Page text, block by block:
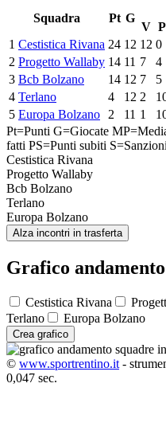
Squadra
Pt G
V P
1 Cestistica Rivana 24 12 12 0
2 Progetto Wallaby 14 11 7 4
3 Bcb Bolzano 14 12 7 5
4 Terlano 4 12 2
5 Europa Bolzano 2 11 1
Pt=Punti G=Giocate
fatti PS=Punti subiti S=Sanzioni
Cestistica Rivana
Progetto Wallaby
Bcb Bolzano
Terlano
Europa Bolzano
Alza incontri in trasferta
Grafico
Cestistica Rivana
Terlano
Europa Bolzano
Crea grafico
© www.sportrentino.it-
0,047 sec.